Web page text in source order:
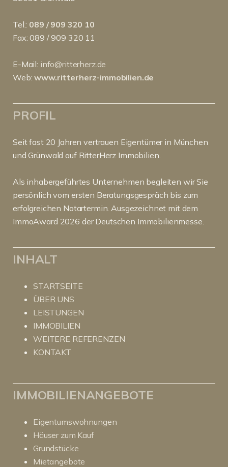
Tel.: 089 / 909 320 10
Fax: 089 / 909 320 11
E-Mail: info@ritterherz.de
Web:www.ritterherz-immobilien.de
PROFIL
Seit fast 20 Jahren vertrauen Eigentümer in München
und Grünwald auf RitterHerz Immobilien.
Als inhabergeführtes Unternehmen begleiten wir Sie
persönlich vom ersten Beratungsgespräch bis zum
erfolgreichen Notartermin. Ausgezeichnet mit dem
ImmoAward 2026 der Deutschen Immobilienmesse.
INHALT
STARTSEITE
ÜBER UNS
LEISTUNGEN
IMMOBILIEN
WEITERE REFERENZEN
KONTAKT
IMMOBILIENANGEBOTE
Eigentumswohnungen
Häuser zum Kauf
Grundstücke
Mietangebote